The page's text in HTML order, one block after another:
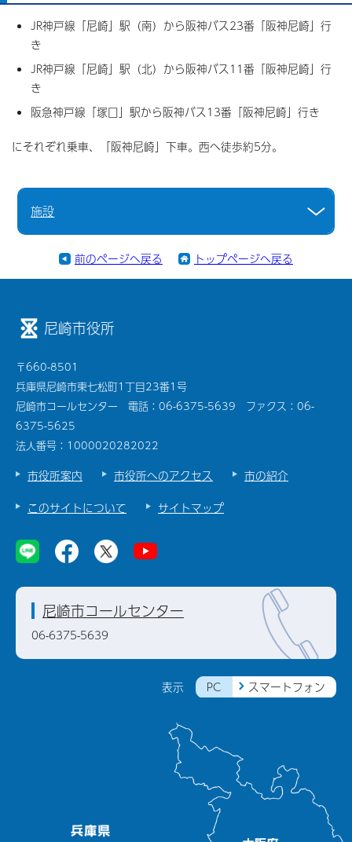
JR神戸線「尼崎」駅（南）から阪神バス23番「阪神尼崎」行
き
JR神戸線「尼崎」駅（北）から阪神バス11番「阪神尼崎」行
き
阪急神戸線「塚口」駅から阪神バス13番「阪神尼崎」行き
にそれぞれ乗車、「阪神尼崎」下車。西へ徒歩約5分。
施設
前のページへ戻る トップページへ戻る
尼崎市役所
〒660-8501
兵庫県尼崎市東七松町1丁目23番1号
尼崎市コールセンター 電話：06-6375-5639 ファクス：06-
6375-5625
法人番号：1000020282022
市役所案内 市役所へのアクセス
市の紹介
このサイトについて
サイトマップ
表示 PC スマートフォン
尼崎市コールセンター
06-6375-5639